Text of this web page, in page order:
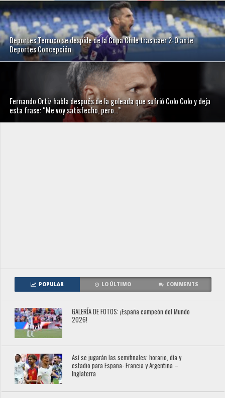
Deportes Temuco se despide de la Copa Chile tras caer 2-0 ante
Deportes Concepción
Fernando Ortiz habla después de la goleada que sufrió Colo Colo y deja
esta frase: “Me voy satisfecho, pero…”
POPULAR LO ÚLTIMO COMMENTS
GALERÍA DE FOTOS: ¡España campeón del Mundo
2026!
Así se jugarán las semifinales: horario, día y
estadio para España- Francia y Argentina –
Inglaterra